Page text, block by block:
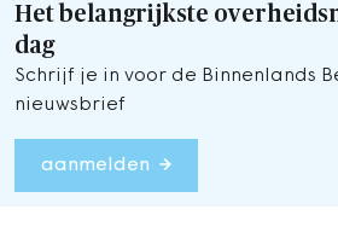
Het belangrijkste
dag
Schrijf je in voor de Binnenlands
nieuwsbrief
aanmelden